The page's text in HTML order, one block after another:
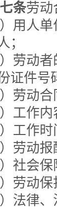
条劳动
）用人
；
）劳动
证件号
）劳动合
）工作
）工作
）劳动报
）社会保
）劳动
）法律